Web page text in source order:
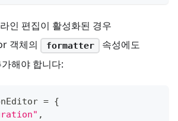
인 편집이 활성화된 경우
객체의
formatter
속성에도
해야 합니다:
= {
,